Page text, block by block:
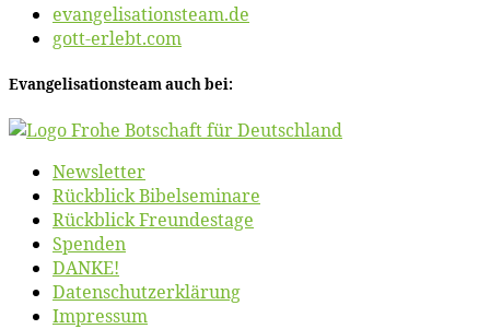
evangelisationsteam.de
gott-erlebt.com
Evan­ge­li­sa­ti­ons­team auch bei:
News­let­ter
Rück­blick Bibelseminare
Rück­blick Freundestage
Spen­den
DANKE!
Daten­schutz­er­klä­rung
Im­pres­sum